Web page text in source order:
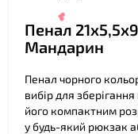
Пенал
Мандарин
Пенал чорного
вибір для
його компактним
у будь-який рюкзак